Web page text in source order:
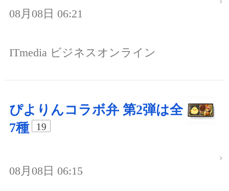
08月08日 06:21
ITmedia ビジネスオンライン
ぴよりんコラボ弁 第2弾は全
7種
19
08月08日 06:15